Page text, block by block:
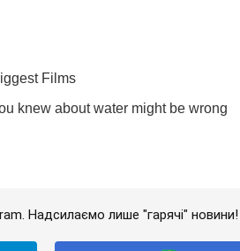
Надсилаємо лише "гарячі" новини!